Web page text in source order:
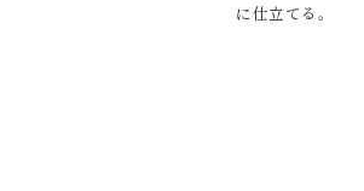
に仕立てる。